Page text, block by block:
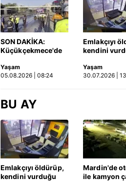
SON DAKİKA:
Küçükçekmece'de
Otomobil, İETT
otobüsüne çarptı: 3
Yaşam
05.08.2026 | 08:24
Emlakçıyı
kendini
ortaya çıktı |
Yaşam
30.07.2026 |
BU AY
Emlakçıyı öldürüp,
kendini vurduğu
Mardin'de
ile kamyon